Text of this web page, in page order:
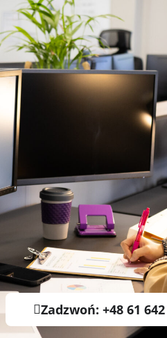
Zadzwoń: +48 61